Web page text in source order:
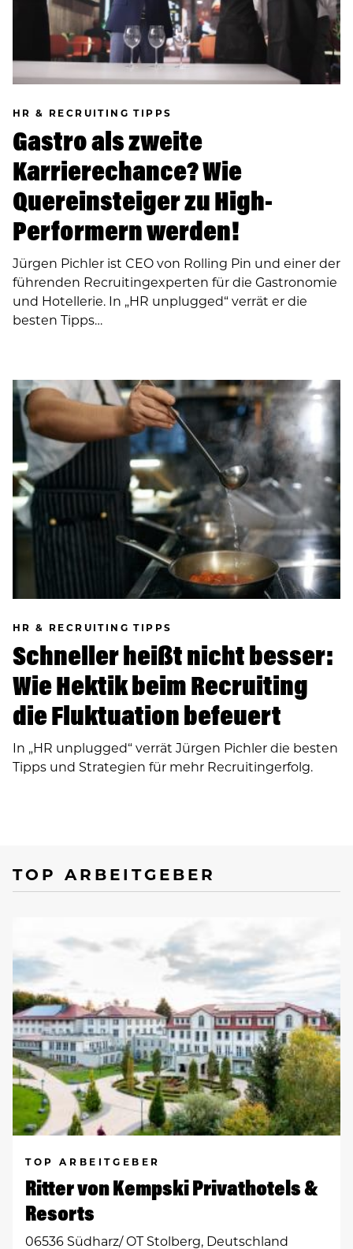
HR & RECRUITING TIPPS
Gastro als zweite
Karrierechance? Wie
Quereinsteiger zu High-
Performern werden!
Jürgen Pichler ist CEO von Rolling Pin und einer der
führenden Recruiting­experten für die Gastronomie
und Hotellerie. In ­­„HR unplugged“ verrät er die
besten Tipps…
HR & RECRUITING TIPPS
Schneller heißt nicht besser:
Wie Hektik beim Recruiting
die Fluktuation befeuert
In ­„HR unplugged“ verrät Jürgen Pichler die besten
Tipps und Strategien für mehr Recruitingerfolg.
TOP ARBEITGEBER
TOP ARBEITGEBER
Ritter von Kempski Privathotels &
Resorts
06536 Südharz/ OT Stolberg, Deutschland